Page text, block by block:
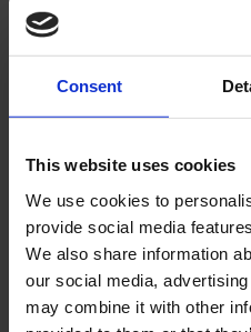
Consent
This website uses cookies
We use cookies to
provide social media
We also share information
our social media,
may combine it with other
1 595KR
KÖP
Lägg